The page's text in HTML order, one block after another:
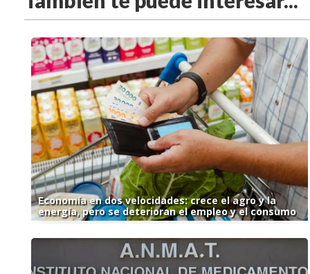
Economía en dos velocidades: crece el agro y la
energía, pero se deterioran el empleo y el consumo